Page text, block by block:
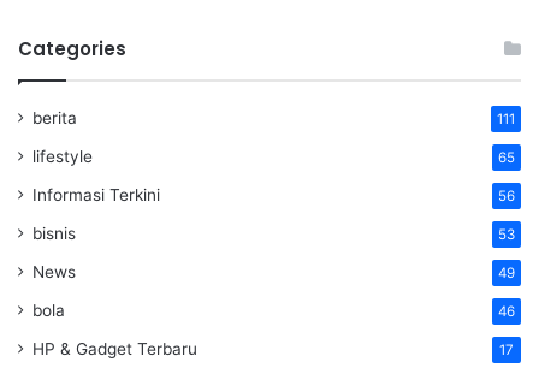
Categories
berita 111
lifestyle 65
Informasi Terkini 56
bisnis 53
News 49
bola 46
HP & Gadget Terbaru 17